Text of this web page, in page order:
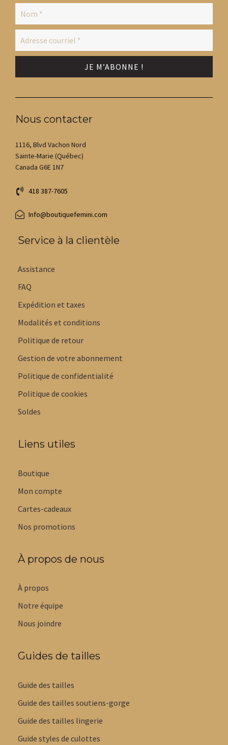
Nous contacter
1116, Blvd Vachon Nord
Sainte-Marie (Québec)
Canada G6E 1N7
418 387-7605
Info@boutiquefemini.com
Service à la clientèle
Assistance
FAQ
Expédition et taxes
Modalités et conditions
Politique de retour
Gestion de votre abonnement
Politique de confidentialité
Politique de cookies
Soldes
Liens utiles
Boutique
Mon compte
Cartes-cadeaux
Nos promotions
À propos de nous
À propos
Notre équipe
Nous joindre
Guides de tailles
Guide des tailles
Guide des tailles soutiens-gorge
Guide des tailles lingerie
Guide styles de culottes